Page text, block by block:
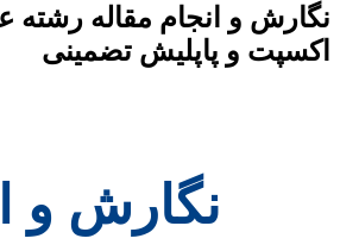
انجام مقاله رشته عمران
و پاپلیش تضمینی
نگارش و